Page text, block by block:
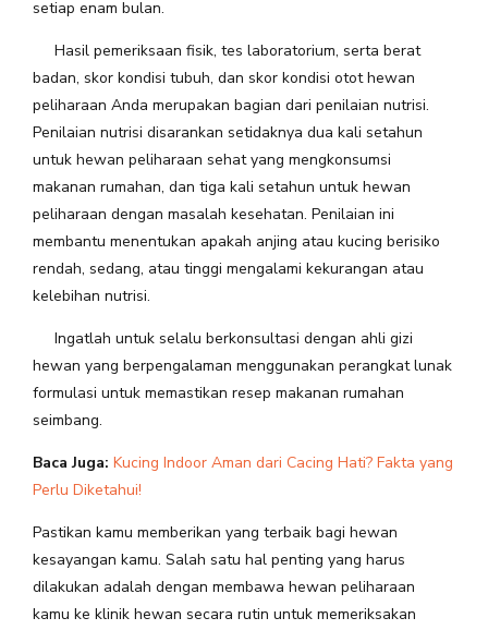
setiap enam bulan.
Hasil pemeriksaan fisik, tes laboratorium, serta berat
badan, skor kondisi tubuh, dan skor kondisi otot hewan
peliharaan Anda merupakan bagian dari penilaian nutrisi.
Penilaian nutrisi disarankan setidaknya dua kali setahun
untuk hewan peliharaan sehat yang mengkonsumsi
makanan rumahan, dan tiga kali setahun untuk hewan
peliharaan dengan masalah kesehatan. Penilaian ini
membantu menentukan apakah anjing atau kucing berisiko
rendah, sedang, atau tinggi mengalami kekurangan atau
kelebihan nutrisi.
Ingatlah untuk selalu berkonsultasi dengan ahli gizi
hewan yang berpengalaman menggunakan perangkat lunak
formulasi untuk memastikan resep makanan rumahan
seimbang.
Baca Juga: Kucing Indoor Aman dari Cacing Hati? Fakta yang
Perlu Diketahui!
Pastikan kamu memberikan yang terbaik bagi hewan
kesayangan kamu. Salah satu hal penting yang harus
dilakukan adalah dengan membawa hewan peliharaan
kamu ke klinik hewan secara rutin untuk memeriksakan